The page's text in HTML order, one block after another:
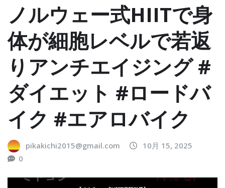
ノルウェー式HIITで身
体が細胞レベルで若返
りアンチエイジング #
ダイエット #ロードバ
イク #エアロバイク
pikakichi2015@gmail.com
10月 15, 2025
0